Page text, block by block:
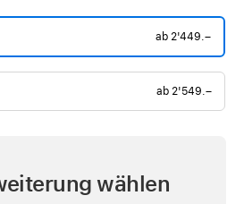
ab 2'449.–
ab 2'549.–
wählen